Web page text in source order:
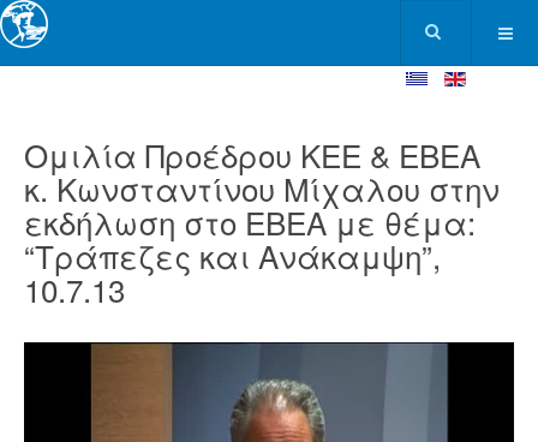
Ομιλία Προέδρου ΚΕΕ & ΕΒΕΑ
κ. Κωνσταντίνου Μίχαλου στην
εκδήλωση στο ΕΒΕΑ με θέμα:
“Τράπεζες και Ανάκαμψη”,
10.7.13